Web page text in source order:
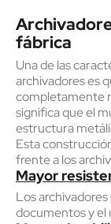
fábrica
Una de las
archivadores es
completamente
significa que el
estructura
Esta
frente a los
Mayor
Los
documentos y el